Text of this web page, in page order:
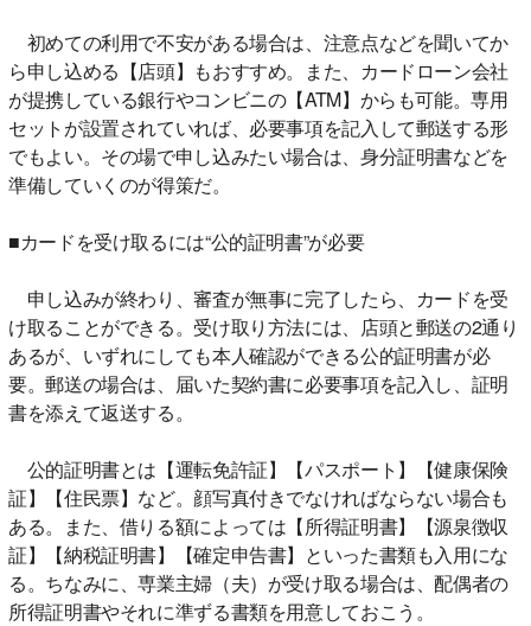
初めての利用で不安がある場合は、注意点などを聞いてか
ら申し込める【店頭】もおすすめ。また、カードローン会社
が提携している銀行やコンビニの【ATM】からも可能。専用
セットが設置されていれば、必要事項を記入して郵送する形
でもよい。その場で申し込みたい場合は、身分証明書などを
準備していくのが得策だ。
■カードを受け取るには“公的証明書”が必要
申し込みが終わり、審査が無事に完了したら、カードを受
け取ることができる。受け取り方法には、店頭と郵送の2通り
あるが、いずれにしても本人確認ができる公的証明書が必
要。郵送の場合は、届いた契約書に必要事項を記入し、証明
書を添えて返送する。
公的証明書とは【運転免許証】【パスポート】【健康保険
証】【住民票】など。顔写真付きでなければならない場合も
ある。また、借りる額によっては【所得証明書】【源泉徴収
証】【納税証明書】【確定申告書】といった書類も入用にな
る。ちなみに、専業主婦（夫）が受け取る場合は、配偶者の
所得証明書やそれに準ずる書類を用意しておこう。